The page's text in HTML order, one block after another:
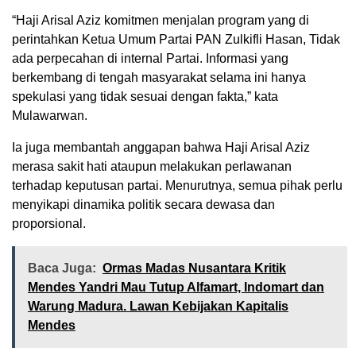
“Haji Arisal Aziz komitmen menjalan program yang di
perintahkan Ketua Umum Partai PAN Zulkifli Hasan, Tidak
ada perpecahan di internal Partai. Informasi yang
berkembang di tengah masyarakat selama ini hanya
spekulasi yang tidak sesuai dengan fakta,” kata
Mulawarwan.
Ia juga membantah anggapan bahwa Haji Arisal Aziz
merasa sakit hati ataupun melakukan perlawanan
terhadap keputusan partai. Menurutnya, semua pihak perlu
menyikapi dinamika politik secara dewasa dan
proporsional.
Baca Juga: Ormas Madas Nusantara Kritik
Mendes Yandri Mau Tutup Alfamart, Indomart dan
Warung Madura. Lawan Kebijakan Kapitalis
Mendes